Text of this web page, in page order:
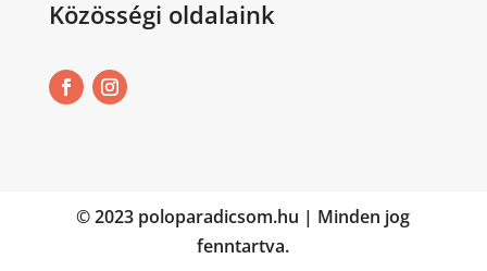
Közösségi oldalaink
© 2023 poloparadicsom.hu | Minden jog
fenntartva.